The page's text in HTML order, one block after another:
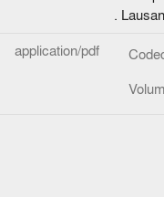
.
application/pdf